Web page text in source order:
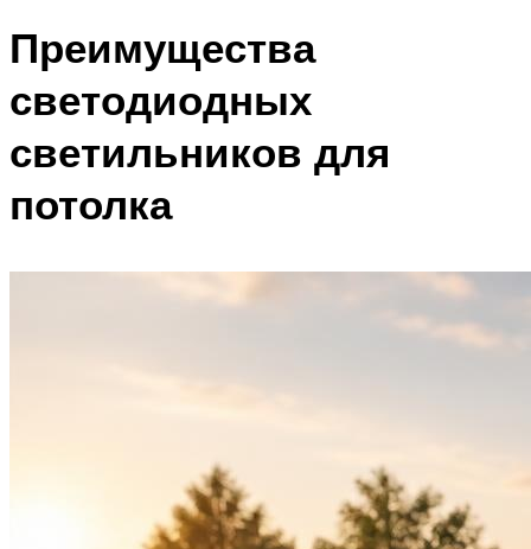
Преимущества
светодиодных
светильников для
потолка